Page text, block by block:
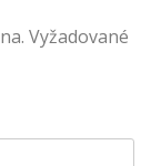
Vyžadované